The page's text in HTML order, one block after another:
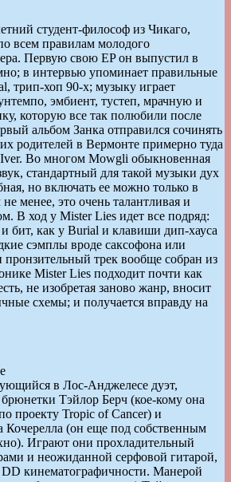
студент-философ из Чикаго,
всем правилам молодого
Первую свою EP он выпустил в
в интервью упоминает правильные
трип-хоп 90-х; музыку играет
эмбиент, тустеп, мрачную и
которую все так полюбили после
альбом Занка отправился сочинять
родителей в Вермонте примерно туда
Iver. Во многом Mowgli обыкновенная
стандартный для такой музыки дух
но включать ее можно только в
менее, это очень талантливая и
В ход у Mister Lies идет все подряд:
бит, как у Burial и клавиши дип-хауса
сэмплы вроде саксофона или
трек вообще собран из
Mister Lies подходит почти как
не изобретая заново жанр, вносит
схемы; и получается вправду на
в Лос-Анджелесе дуэт,
Тэйлор Берч (кое-кому она
проекту Tropic of Cancer) и
Кочерелла (он еще под собственным
Играют они прохладительный
и неожиданной серфовой гитарой,
кинематографичности. Манерой